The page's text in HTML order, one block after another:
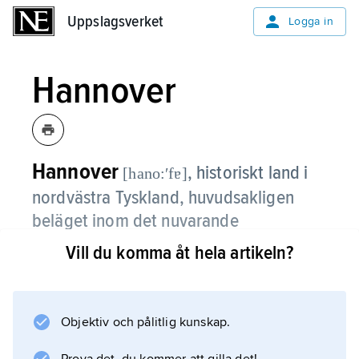
Uppslagsverket Logga in
Hannover
Hannover [hano:ʹfɐ], historiskt land i
nordvästra Tyskland, huvudsakligen
beläget inom det nuvarande
förbundslandet Niedersachsens gränser.
tillhörde Henrik Lejonet av huset Welf. Dess
Vill du komma åt hela artikeln?
Objektiv och pålitlig kunskap.